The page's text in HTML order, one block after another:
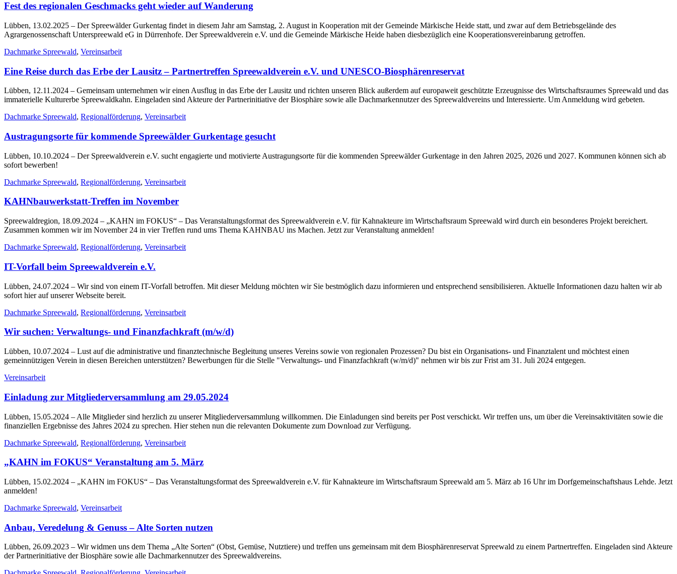
Fest des regionalen Geschmacks geht wieder auf Wanderung
Lübben, 13.02.2025 – Der Spreewälder Gurkentag findet in diesem Jahr am Samstag, 2. August in Kooperation mit der Gemeinde Märkische Heide statt, und zwar auf dem Betriebsgelände des
Agrargenossenschaft Unterspreewald eG in Dürrenhofe. Der Spreewaldverein e.V. und die Gemeinde Märkische Heide haben diesbezüglich eine Kooperationsvereinbarung getroffen.
Dachmarke Spreewald, Vereinsarbeit
Eine Reise durch das Erbe der Lausitz – Partnertreffen Spreewaldverein e.V. und UNESCO-Biosphärenreservat
Lübben, 12.11.2024 – Gemeinsam unternehmen wir einen Ausflug in das Erbe der Lausitz und richten unseren Blick außerdem auf europaweit geschützte Erzeugnisse des Wirtschaftsraumes Spreewald und das
immaterielle Kulturerbe Spreewaldkahn. Eingeladen sind Akteure der Partnerinitiative der Biosphäre sowie alle Dachmarkennutzer des Spreewaldvereins und Interessierte. Um Anmeldung wird gebeten.
Dachmarke Spreewald, Regionalförderung, Vereinsarbeit
Austragungsorte für kommende Spreewälder Gurkentage gesucht
Lübben, 10.10.2024 – Der Spreewaldverein e.V. sucht engagierte und motivierte Austragungsorte für die kommenden Spreewälder Gurkentage in den Jahren 2025, 2026 und 2027. Kommunen können sich ab
sofort bewerben!
Dachmarke Spreewald, Regionalförderung, Vereinsarbeit
KAHNbauwerkstatt-Treffen im November
Spreewaldregion, 18.09.2024 – „KAHN im FOKUS“ – Das Veranstaltungsformat des Spreewaldverein e.V. für Kahnakteure im Wirtschaftsraum Spreewald wird durch ein besonderes Projekt bereichert.
Zusammen kommen wir im November 24 in vier Treffen rund ums Thema KAHNBAU ins Machen. Jetzt zur Veranstaltung anmelden!
Dachmarke Spreewald, Regionalförderung, Vereinsarbeit
IT-Vorfall beim Spreewaldverein e.V.
Lübben, 24.07.2024 – Wir sind von einem IT-Vorfall betroffen. Mit dieser Meldung möchten wir Sie bestmöglich dazu informieren und entsprechend sensibilisieren. Aktuelle Informationen dazu halten wir ab
sofort hier auf unserer Webseite bereit.
Dachmarke Spreewald, Regionalförderung, Vereinsarbeit
Wir suchen: Verwaltungs- und Finanzfachkraft (m/w/d)
Lübben, 10.07.2024 – Lust auf die administrative und finanztechnische Begleitung unseres Vereins sowie von regionalen Prozessen? Du bist ein Organisations- und Finanztalent und möchtest einen
gemeinnützigen Verein in diesen Bereichen unterstützen? Bewerbungen für die Stelle "Verwaltungs- und Finanzfachkraft (w/m/d)" nehmen wir bis zur Frist am 31. Juli 2024 entgegen.
Vereinsarbeit
Einladung zur Mitgliederversammlung am 29.05.2024
Lübben, 15.05.2024 – Alle Mitglieder sind herzlich zu unserer Mitgliederversammlung willkommen. Die Einladungen sind bereits per Post verschickt. Wir treffen uns, um über die Vereinsaktivitäten sowie die
finanziellen Ergebnisse des Jahres 2024 zu sprechen. Hier stehen nun die relevanten Dokumente zum Download zur Verfügung.
Dachmarke Spreewald, Regionalförderung, Vereinsarbeit
„KAHN im FOKUS“ Veranstaltung am 5. März
Lübben, 15.02.2024 – „KAHN im FOKUS“ – Das Veranstaltungsformat des Spreewaldverein e.V. für Kahnakteure im Wirtschaftsraum Spreewald am 5. März ab 16 Uhr im Dorfgemeinschaftshaus Lehde. Jetzt
anmelden!
Dachmarke Spreewald, Vereinsarbeit
Anbau, Veredelung & Genuss – Alte Sorten nutzen
Lübben, 26.09.2023 – Wir widmen uns dem Thema „Alte Sorten“ (Obst, Gemüse, Nutztiere) und treffen uns gemeinsam mit dem Biosphärenreservat Spreewald zu einem Partnertreffen. Eingeladen sind Akteure
der Partnerinitiative der Biosphäre sowie alle Dachmarkennutzer des Spreewaldvereins.